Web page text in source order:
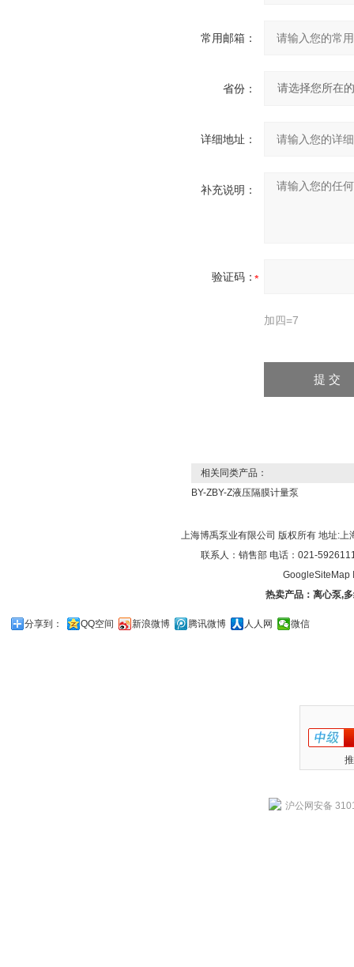
常用邮箱：
省份：
详细地址：
补充说明：
验证码：
加四=7
相关同类产品：
BY-ZBY-Z液压隔膜计量泵
上海博禹泵业有限公司 版权所有 地址:
联系人：销售部 电话：021-
GoogleSiteMap
热卖产品： 离心泵,
分享到： QQ空间 新浪微博 腾讯微博 人人网 微信
沪公网安备